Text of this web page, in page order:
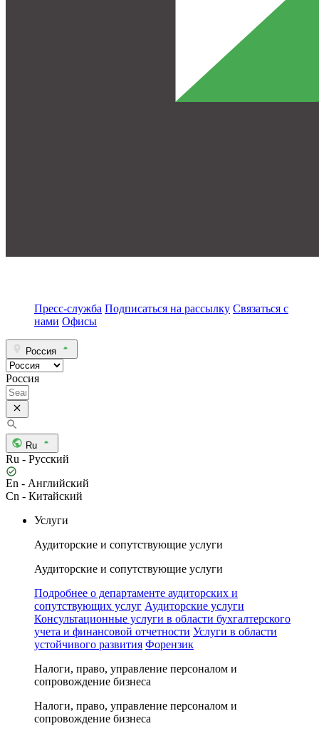
Пресс-служба Подписаться на рассылку Связаться с
нами Офисы
Россия
Россия
Ru
Ru - Русский
En - Английский
Cn - Китайский
Услуги
Аудиторские и сопутствующие услуги
Аудиторские и сопутствующие услуги
Подробнее о департаменте аудиторских и
сопутствующих услуг Аудиторские услуги
Консультационные услуги в области бухгалтерского
учета и финансовой отчетности Услуги в области
устойчивого развития Форензик
Налоги, право, управление персоналом и
сопровождение бизнеса
Налоги, право, управление персоналом и
сопровождение бизнеса